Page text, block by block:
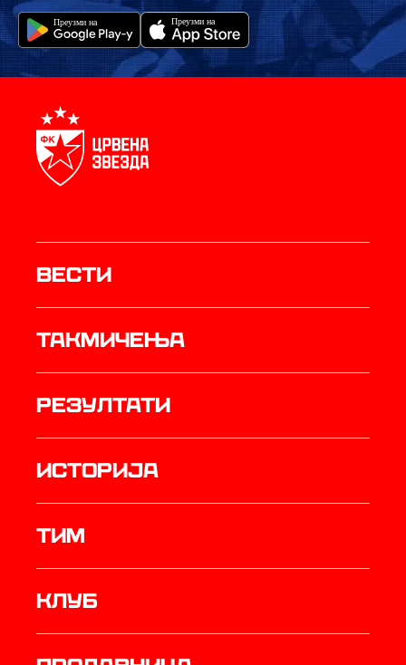
Вести
Такмичења
резултати
историја
ТИМ
Клуб